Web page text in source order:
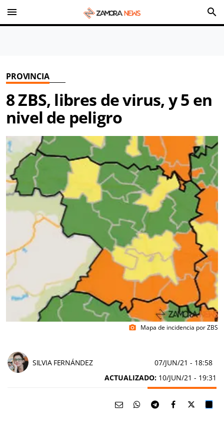
menu search
PROVINCIA
8 ZBS, libres de virus, y 5 en
nivel de peligro
photo_camera Mapa de incidencia por ZBS
SILVIA FERNÁNDEZ 07/JUN/21 - 18:58
ACTUALIZADO: 10/JUN/21 - 19:31